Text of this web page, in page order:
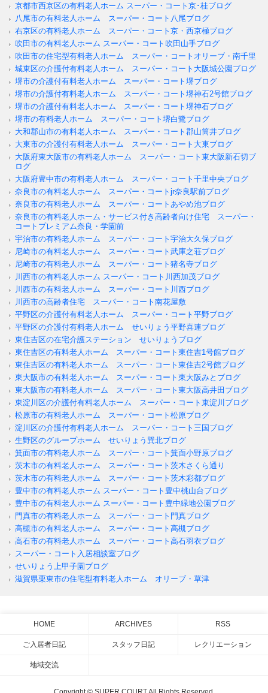
京都市西京区の有料老人ホーム スーパー・コート京･桂ブログ
八尾市の有料老人ホーム スーパー・コート八尾ブログ
右京区の有料老人ホーム スーパー・コート京・西京極ブログ
吹田市の有料老人ホーム スーパー・コート吹田山手ブログ
吹田市の住宅型有料老人ホーム スーパー・コートオリーブ・南千里
城東区の介護付有料老人ホーム スーパー・コート大阪城公園ブログ
堺市の介護付有料老人ホーム スーパー・コート堺ブログ
堺市の介護付有料老人ホーム スーパー・コート堺神石2号館ブログ
堺市の介護付有料老人ホーム スーパー・コート堺神石ブログ
堺市の有料老人ホーム スーパー・コート堺白鷺ブログ
大和郡山市の有料老人ホーム スーパー・コート郡山筒井ブログ
大東市の介護付有料老人ホーム スーパー・コート大東ブログ
大阪府東大阪市の有料老人ホーム スーパー・コート東大阪新石切ブ
ログ
大阪府豊中市の有料老人ホーム スーパー・コート千里中央ブログ
奈良市の有料老人ホーム スーパー・コートjr奈良駅前ブログ
奈良市の有料老人ホーム スーパー・コートあやめ池ブログ
奈良市の有料老人ホーム・サービス付き高齢者向け住宅 スーパー・
コートプレミアム奈良・学園前
宇治市の有料老人ホーム スーパー・コート宇治大久保ブログ
尼崎市の有料老人ホーム スーパー・コート武庫之荘ブログ
尼崎市の有料老人ホーム スーパー・コート猪名寺ブログ
川西市の有料老人ホーム スーパー・コート川西加茂ブログ
川西市の有料老人ホーム スーパー・コート川西ブログ
川西市の高齢者住宅 スーパー・コート南花屋敷
平野区の介護付有料老人ホーム スーパー・コート平野ブログ
平野区の介護付有料老人ホーム せいりょう平野喜連ブログ
東住吉区の在宅介護ステーション せいりょうブログ
東住吉区の有料老人ホーム スーパー・コート東住吉1号館ブログ
東住吉区の有料老人ホーム スーパー・コート東住吉2号館ブログ
東大阪市の有料老人ホーム スーパー・コート東大阪みとブログ
東大阪市の有料老人ホーム スーパー・コート東大阪高井田ブログ
東淀川区の介護付有料老人ホーム スーパー・コート東淀川ブログ
松原市の有料老人ホーム スーパー・コート松原ブログ
淀川区の介護付有料老人ホーム スーパー・コート三国ブログ
生野区のグループホーム せいりょう巽北ブログ
箕面市の有料老人ホーム スーパー・コート箕面小野原ブログ
茨木市の有料老人ホーム スーパー・コート茨木さくら通り
茨木市の有料老人ホーム スーパー・コート茨木彩都ブログ
豊中市の有料老人ホーム スーパー・コート豊中桃山台ブログ
豊中市の有料老人ホーム スーパー・コート豊中緑地公園ブログ
門真市の有料老人ホーム スーパー・コート門真ブログ
高槻市の有料老人ホーム スーパー・コート高槻ブログ
高石市の有料老人ホーム スーパー・コート高石羽衣ブログ
スーパー・コート入居相談室ブログ
せいりょう上甲子園ブログ
滋賀県栗東市の住宅型有料老人ホーム オリーブ・草津
HOME ARCHIVES RSS
ご入居者日記 スタッフ日記 レクリエーション
地域交流